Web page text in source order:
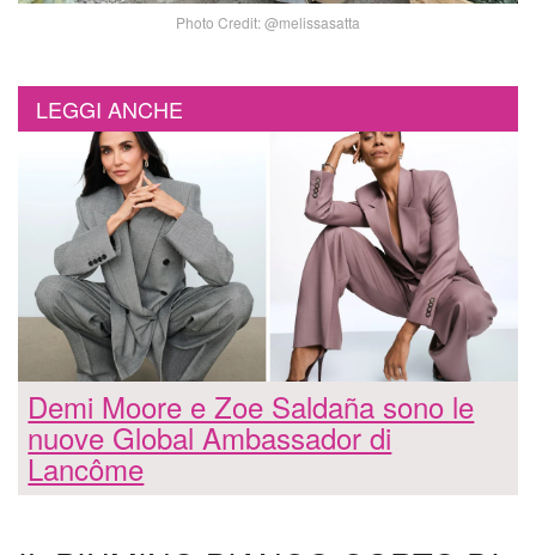
Photo Credit: @melissasatta
LEGGI ANCHE
Demi Moore e Zoe Saldaña sono le
nuove Global Ambassador di
Lancôme